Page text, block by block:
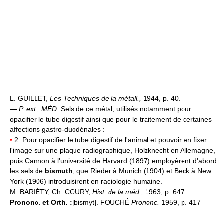
L. GUILLET, Les Techniques de la métall., 1944, p. 40.
— P. ext., MÉD. Sels de ce métal, utilisés notamment pour
opacifier le tube digestif ainsi que pour le traitement de certaines
affections gastro-duodénales :
• 2. Pour opacifier le tube digestif de l'animal et pouvoir en fixer
l'image sur une plaque radiographique, Holzknecht en Allemagne,
puis Cannon à l'université de Harvard (1897) employèrent d'abord
les sels de bismuth , que Rieder à Munich (1904) et Beck à New
York (1906) introduisirent en radiologie humaine.
M. BARIÉTY, Ch. COURY, Hist. de la méd., 1963, p. 647.
Prononc. et Orth. :[bismyt]. FOUCHÉ Prononc. 1959, p. 417